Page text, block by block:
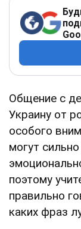
Общение с
Украину от
особого
могут
поэтому
правильно
каких фраз